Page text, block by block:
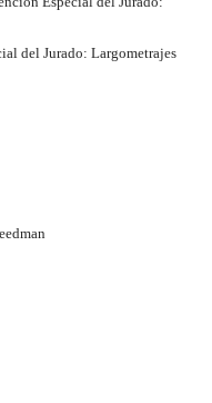
del Jurado: Largometrajes